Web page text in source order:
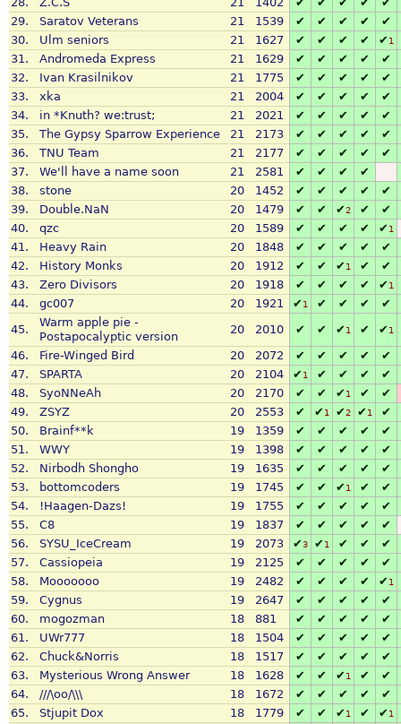
29.
Saratov Veterans 21 1539 ✔ ✔ ✔ ✔
✔
30.
Ulm seniors 21 1627 ✔ ✔ ✔ ✔ ✔1
31. Andromeda Express 21 1629 ✔ ✔ ✔ ✔
✔
32.
Ivan Krasilnikov 21 1775 ✔ ✔ ✔ ✔
✔
33.
xka 21 2004 ✔ ✔ ✔ ✔
✔
34.
in *Knuth? we:trust; 21 2021 ✔ ✔ ✔ ✔
✔
35.
The Gypsy Sparrow Experience 21 2173 ✔ ✔ ✔ ✔
✔
36.
TNU Team 21 2177 ✔ ✔ ✔ ✔
✔
37.
We'll have a name soon 21 2581 ✔ ✔ ✔
✔
38.
stone 20 1452 ✔ ✔ ✔ ✔
✔
39.
Double.NaN 20 1479 ✔ ✔ ✔2 ✔
✔
40.
qzc 20 1589 ✔ ✔ ✔ ✔ ✔1
41. Heavy Rain 20 1848 ✔ ✔ ✔ ✔
✔
42.
History Monks 20 1912 ✔ ✔ ✔1 ✔ ✔
43.
Zero Divisors 20 1918 ✔ ✔ ✔ ✔ ✔1
44. gc007 20 1921 ✔1 ✔ ✔ ✔ ✔
45.
Warm apple pie -
Postapocalyptic version
20 2010 ✔ ✔ ✔1 ✔ ✔1
46. Fire-Winged Bird 20 2072 ✔ ✔ ✔ ✔
✔
47.
SPARTA 20 2104 ✔1 ✔ ✔ ✔
✔
48.
SyoNNeAh 20 2170 ✔ ✔ ✔1 ✔
✔
49.
ZSYZ 20 2553 ✔ ✔1 ✔2 ✔1 ✔
50.
Brainf**k 19 1359 ✔ ✔ ✔ ✔
✔
51.
WWY 19 1398 ✔ ✔ ✔ ✔
✔
52.
Nirbodh Shongho 19 1635 ✔ ✔ ✔ ✔
✔
53.
bottomcoders 19 1745 ✔ ✔ ✔1 ✔
✔
54.
!Haagen-Dazs! 19 1755 ✔ ✔ ✔ ✔
✔
55.
C8 19 1837 ✔ ✔ ✔ ✔
✔
56.
SYSU_IceCream 19 2073 ✔3 ✔1 ✔ ✔ ✔
57.
Cassiopeia 19 2125 ✔ ✔ ✔ ✔ ✔
58.
Mooooooo 19 2482 ✔ ✔ ✔ ✔ ✔1
59. Cygnus 19 2647 ✔ ✔ ✔ ✔
✔
60.
mogozman 18 881 ✔ ✔ ✔ ✔
✔
61.
UWr777 18 1504 ✔ ✔ ✔ ✔
✔
62.
Chuck&Norris 18 1517 ✔ ✔ ✔ ✔
✔
63.
Mysterious Wrong Answer 18 1628 ✔ ✔ ✔1 ✔
✔
64.
///\oo/\\\ 18 1672 ✔ ✔ ✔ ✔
✔
65.
Stjupit Dox 18 1779 ✔ ✔ ✔1 ✔ ✔1